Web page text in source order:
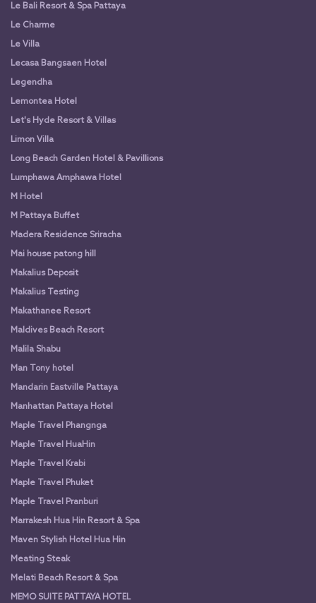
Le Bali Resort & Spa Pattaya
Le Charme
Le Villa
Lecasa Bangsaen Hotel
Legendha
Lemontea Hotel
Let's Hyde Resort & Villas
Limon Villa
Long Beach Garden Hotel & Pavillions
Lumphawa Amphawa Hotel
M Hotel
M Pattaya Buffet
Madera Residence Sriracha
Mai house patong hill
Makalius Deposit
Makalius Testing
Makathanee Resort
Maldives Beach Resort
Malila Shabu
Man Tony hotel
Mandarin Eastville Pattaya
Manhattan Pattaya Hotel
Maple Travel Phangnga
Maple Travel HuaHin
Maple Travel Krabi
Maple Travel Phuket
Maple Travel Pranburi
Marrakesh Hua Hin Resort & Spa
Maven Stylish Hotel Hua Hin
Meating Steak
Melati Beach Resort & Spa
MEMO SUITE PATTAYA HOTEL